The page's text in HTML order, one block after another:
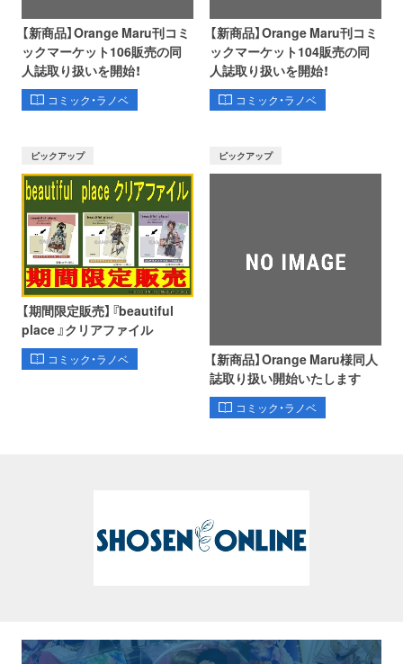
【新商品】Orange Maru刊コミ
ックマーケット106販売の同
人誌取り扱いを開始！
コミック・ラノベ
【新商品】Orange Maru刊コミ
ックマーケット104販売の同
人誌取り扱いを開始！
コミック・ラノベ
ピックアップ
【期間限定販売】『beautiful
place 』クリアファイル
コミック・ラノベ
ピックアップ
【新商品】Orange Maru様同人
誌取り扱い開始いたします
コミック・ラノベ